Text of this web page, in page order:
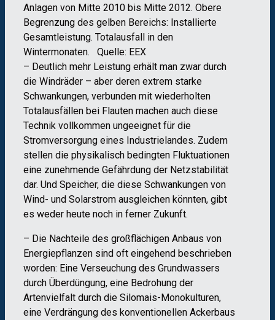
Anlagen von Mitte 2010 bis Mitte 2012. Obere
Begrenzung des gelben Bereichs: Installierte
Gesamtleistung. Totalausfall in den
Wintermonaten. Quelle: EEX
– Deutlich mehr Leistung erhält man zwar durch
die Windräder – aber deren extrem starke
Schwankungen, verbunden mit wiederholten
Totalausfällen bei Flauten machen auch diese
Technik vollkommen ungeeignet für die
Stromversorgung eines Industrielandes. Zudem
stellen die physikalisch bedingten Fluktuationen
eine zunehmende Gefährdung der Netzstabilität
dar. Und Speicher, die diese Schwankungen von
Wind- und Solarstrom ausgleichen könnten, gibt
es weder heute noch in ferner Zukunft.
– Die Nachteile des großflächigen Anbaus von
Energiepflanzen sind oft eingehend beschrieben
worden: Eine Verseuchung des Grundwassers
durch Überdüngung, eine Bedrohung der
Artenvielfalt durch die Silomais-Monokulturen,
eine Verdrängung des konventionellen Ackerbaus